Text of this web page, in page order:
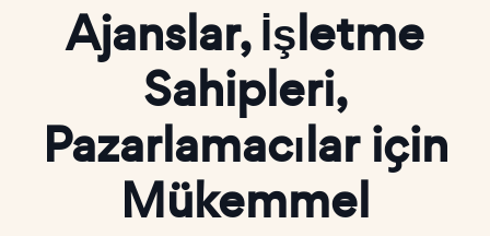
Ajanslar, İşletme
Sahipleri,
Pazarlamacılar için
Mükemmel